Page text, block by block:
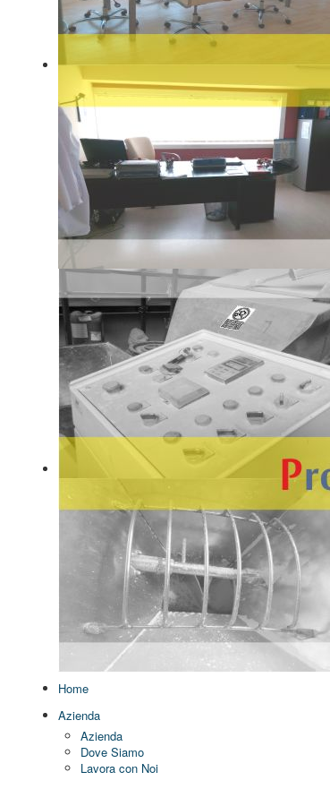
Home
Azienda
Azienda
Dove Siamo
Lavora con Noi